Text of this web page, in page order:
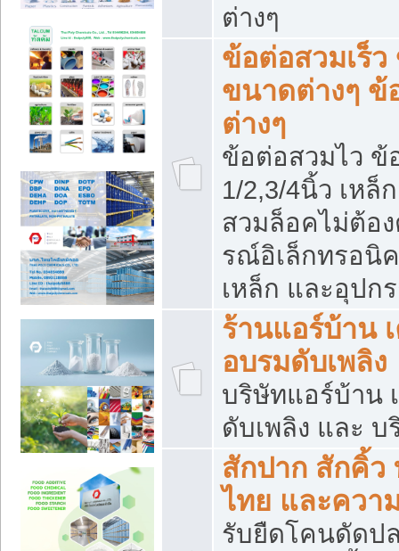
ต่างๆ
ข้อต่อสวมเร็
ขนาดต่างๆ ข้
ต่างๆ
ข้อต่อสวมไว ข้
1/2,3/4นิ้ว เหล็
สวมล็อคไม่ต้อ
รณ์อิเล็กทรอนิ
เหล็ก และอุปก
ร้านแอร์บ้าน
อบรมดับเพลิง
บริษัทแอร์บ้าน
ดับเพลิง และ
สักปาก สักคิ้
ไทย และควา
รับยืดโคนดัดป